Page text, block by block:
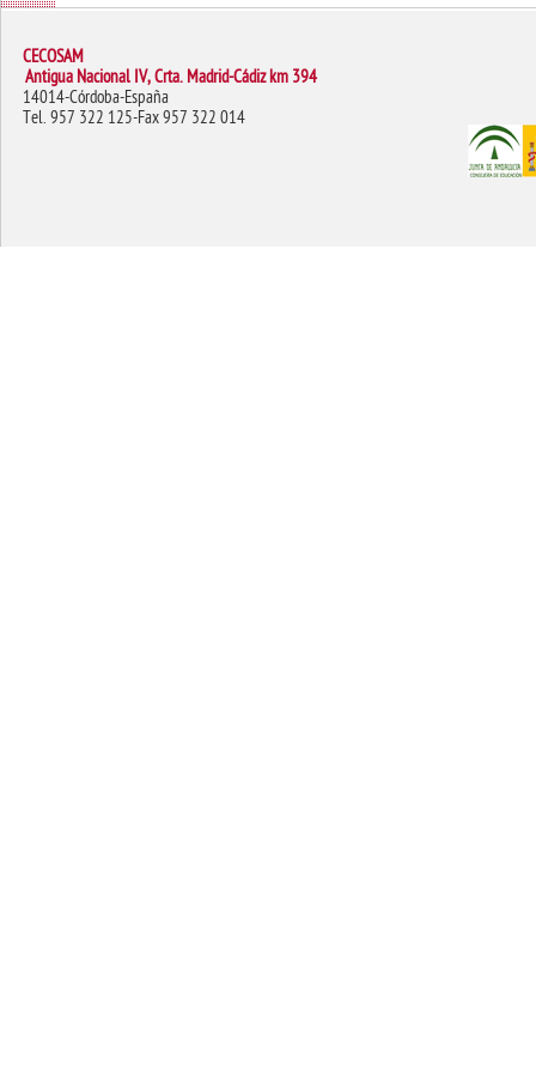
CECOSAM
Antigua Nacional IV, Crta. Madrid-Cádiz km 394
14014-Córdoba-España
Tel. 957 322 125-Fax 957 322 014